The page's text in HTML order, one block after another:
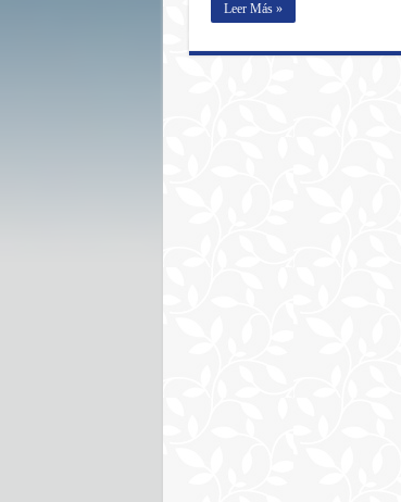
Leer Más »